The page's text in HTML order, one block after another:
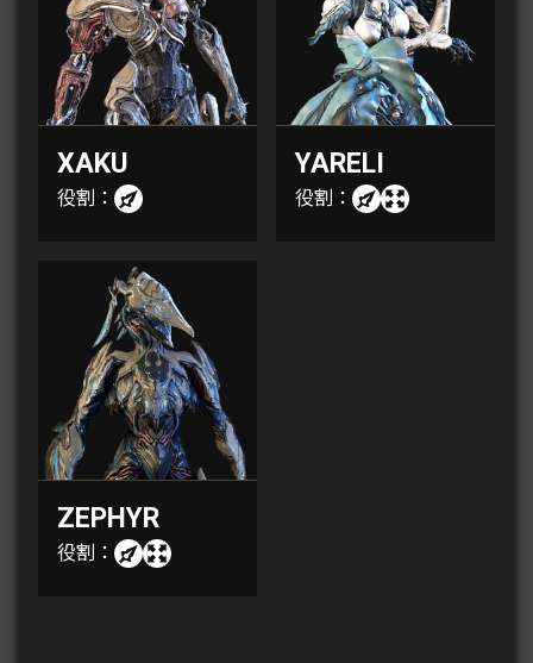
XAKU
役割：
YARELI
役割：
ZEPHYR
役割：